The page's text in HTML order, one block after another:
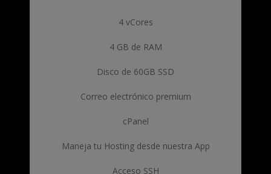
4 vCores
4 GB de RAM
Disco de 60GB SSD
Correo electrónico premium
cPanel
Maneja tu Hosting desde nuestra App
Acceso SSH